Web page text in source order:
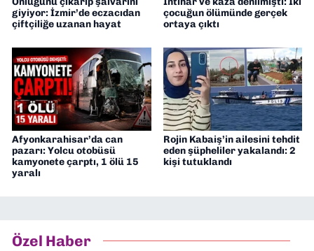
giyiyor: İzmir’de eczacıdan
çiftçiliğe uzanan hayat
çocuğun ölümünde gerçek
ortaya çıktı
Afyonkarahisar’da can
pazarı: Yolcu otobüsü
kamyonete çarptı, 1 ölü 15
yaralı
Rojin Kabaiş’in ailesini tehdit
eden şüpheliler yakalandı: 2
kişi tutuklandı
Özel Haber